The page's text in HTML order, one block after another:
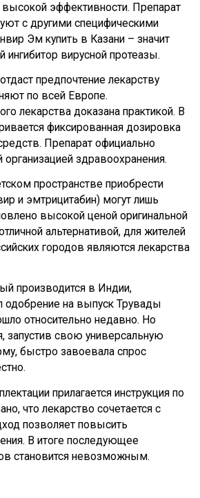
эффективности. Препарат
с другими специфическими
Эм купить в Казани – значит
вирусной протеазы.
предпочтение лекарству
по всей Европе.
лекарства доказана практикой. В
фиксированная дозировка
Препарат официально
здравоохранения.
пространстве приобрести
и эмтрицитабин) могут лишь
высокой ценой оригинальной
альтернативой, для жителей
городов являются лекарства
производится в Индии,
одобрение на выпуск Трувады
относительно недавно. Но
запустив свою универсальную
быстро завоевала спрос
прилагается инструкция по
что лекарство сочетается с
позволяет повысить
В итоге последующее
становится невозможным.